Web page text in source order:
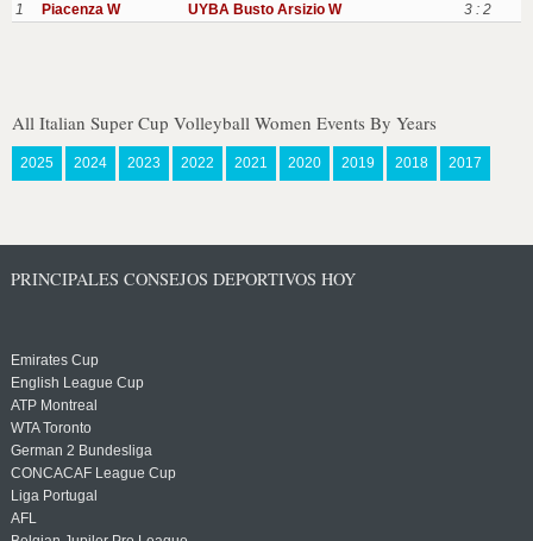
1
Piacenza W UYBA Busto Arsizio W 3 : 2
All Italian Super Cup Volleyball Women Events By Years
2025 2024 2023 2022 2021 2020 2019 2018 2017
PRINCIPALES CONSEJOS DEPORTIVOS HOY
Emirates Cup
English League Cup
ATP Montreal
WTA Toronto
German 2 Bundesliga
CONCACAF League Cup
Liga Portugal
AFL